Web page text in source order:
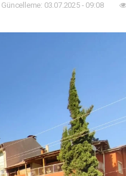
03.07.2025 - 09:08